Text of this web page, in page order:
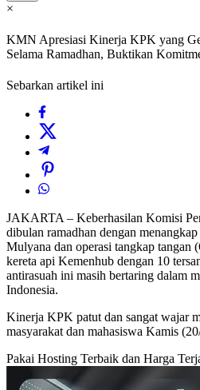
×
KMN Apresiasi Kinerja KPK yang
Selama Ramadhan, Buktikan
Sebarkan artikel ini
JAKARTA – Keberhasilan Komisi
dibulan ramadhan dengan
Mulyana dan operasi tangkap tangan
kereta api Kemenhub dengan 10
antirasuah ini masih bertaring dalam
Indonesia.
Kinerja KPK patut dan sangat wajar
masyarakat dan mahasiswa Kamis
Pakai Hosting Terbaik dan Harga